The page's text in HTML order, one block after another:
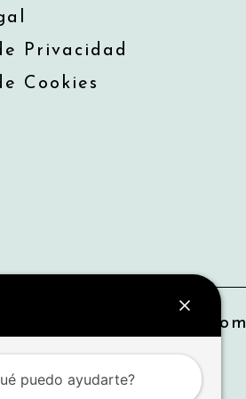
Privacidad
Cookies
© 2026
puedo ayudarte?